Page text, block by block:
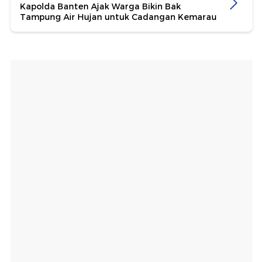
Kapolda Banten Ajak Warga Bikin Bak
Tampung Air Hujan untuk Cadangan Kemarau